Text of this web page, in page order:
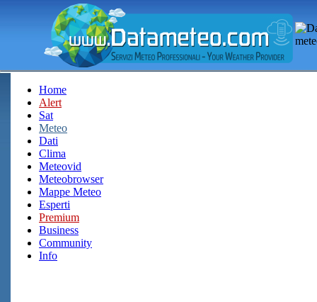
Home
Alert
Sat
Meteo
Dati
Clima
Meteovid
Meteobrowser
Mappe Meteo
Esperti
Premium
Business
Community
Info